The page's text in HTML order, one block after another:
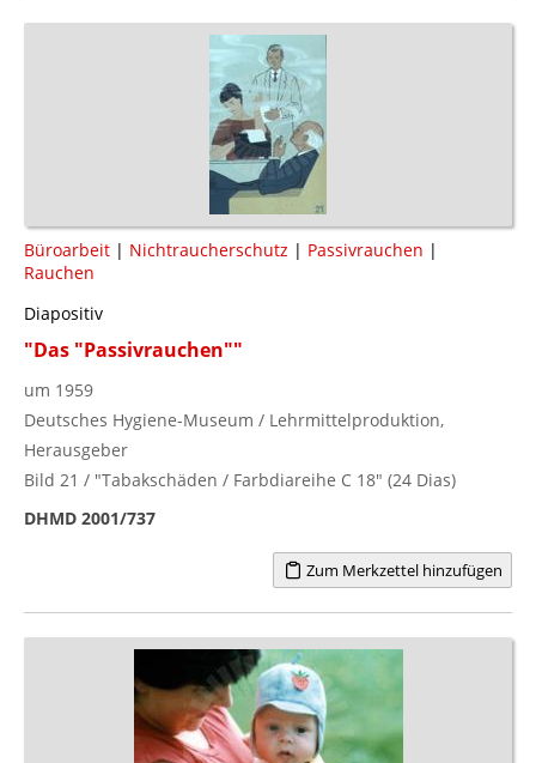
Büroarbeit | Nichtraucherschutz | Passivrauchen |
Rauchen
Diapositiv
"Das "Passivrauchen""
um 1959
Deutsches Hygiene-Museum / Lehrmittelproduktion,
Herausgeber
Bild 21 / "Tabakschäden / Farbdiareihe C 18" (24 Dias)
DHMD 2001/737
Zum Merkzettel hinzufügen